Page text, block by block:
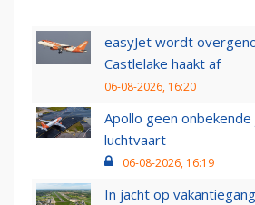
easyJet wordt
Castlelake haakt af
06-08-2026, 16:20
Apollo geen
luchtvaart
06-08-2026, 16:19
In jacht op